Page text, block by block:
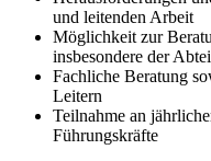
und leitenden Arbeit
Möglichkeit zur
insbesondere der
Fachliche Beratung
Leitern
Teilnahme an
Führungskräfte